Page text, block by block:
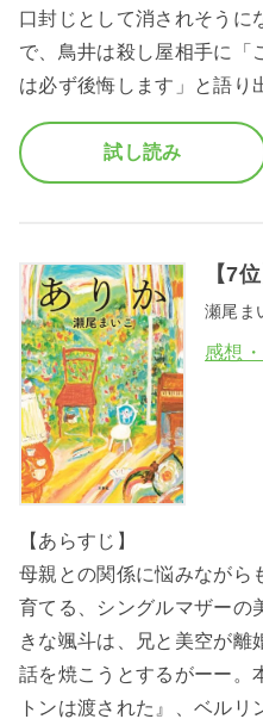
口封じとして消されそうに
で、鳥井は殺し屋相手に「
は必ず後悔します」と語り
試し読み
【7
瀬尾ま
感想
【あらすじ】
母親との関係に悩みながら
育てる、シングルマザーの
きな颯斗は、兄と美空が離
話を焼こうとするがーー。
トンは渡された』、ベル